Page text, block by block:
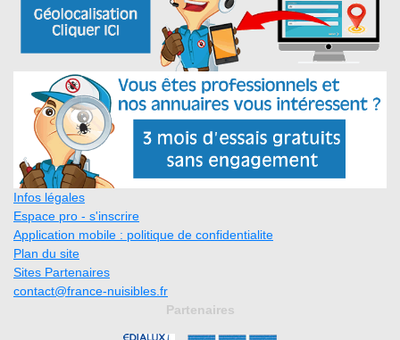
Infos légales
Espace pro - s'inscrire
Application mobile : politique de confidentialite
Plan du site
Sites Partenaires
contact@france-nuisibles.fr
Partenaires